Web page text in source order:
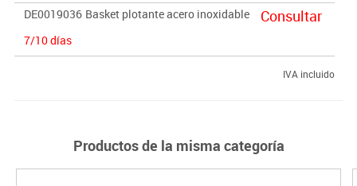
DE0019036 Basket plotante acero inoxidable
7/10 días
Consultar
IVA incluido
Productos de la misma categoría